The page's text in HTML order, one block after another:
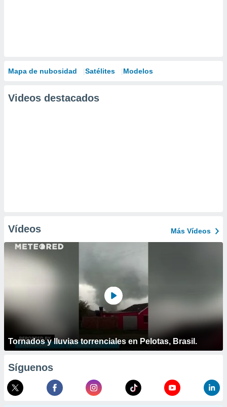
Mapa de nubosidad Satélites Modelos
Videos destacados
Vídeos Más Vídeos
Tornados y lluvias torrenciales en Pelotas, Brasil.
Síguenos